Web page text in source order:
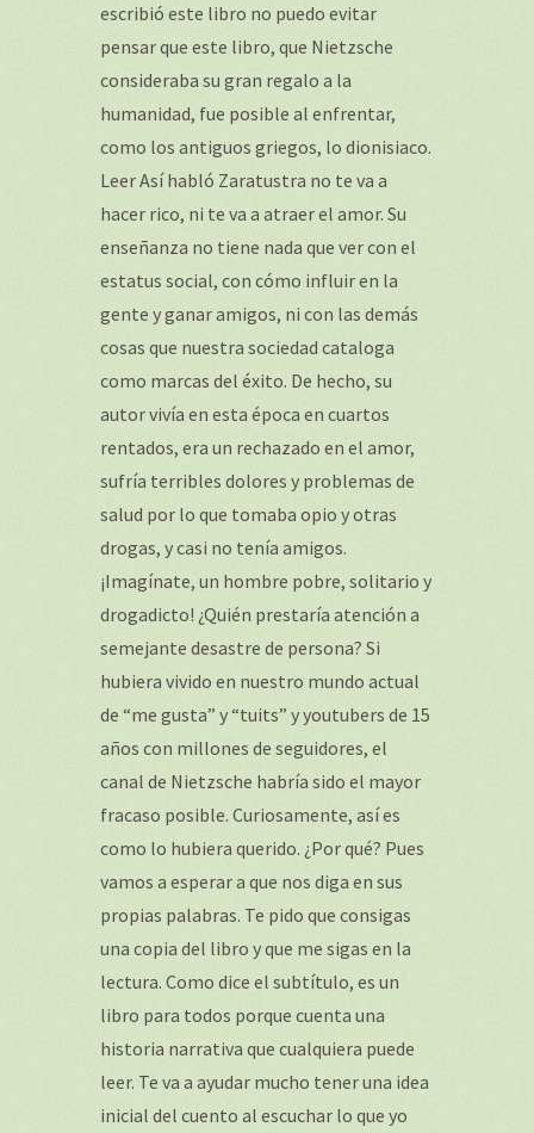
escribió este libro no puedo evitar
pensar que este libro, que Nietzsche
consideraba su gran regalo a la
humanidad, fue posible al enfrentar,
como los antiguos griegos, lo dionisiaco.
Leer Así habló Zaratustra no te va a
hacer rico, ni te va a atraer el amor. Su
enseñanza no tiene nada que ver con el
estatus social, con cómo influir en la
gente y ganar amigos, ni con las demás
cosas que nuestra sociedad cataloga
como marcas del éxito. De hecho, su
autor vivía en esta época en cuartos
rentados, era un rechazado en el amor,
sufría terribles dolores y problemas de
salud por lo que tomaba opio y otras
drogas, y casi no tenía amigos.
¡Imagínate, un hombre pobre, solitario y
drogadicto! ¿Quién prestaría atención a
semejante desastre de persona? Si
hubiera vivido en nuestro mundo actual
de “me gusta” y “tuits” y youtubers de 15
años con millones de seguidores, el
canal de Nietzsche habría sido el mayor
fracaso posible. Curiosamente, así es
como lo hubiera querido. ¿Por qué? Pues
vamos a esperar a que nos diga en sus
propias palabras. Te pido que consigas
una copia del libro y que me sigas en la
lectura. Como dice el subtítulo, es un
libro para todos porque cuenta una
historia narrativa que cualquiera puede
leer. Te va a ayudar mucho tener una idea
inicial del cuento al escuchar lo que yo